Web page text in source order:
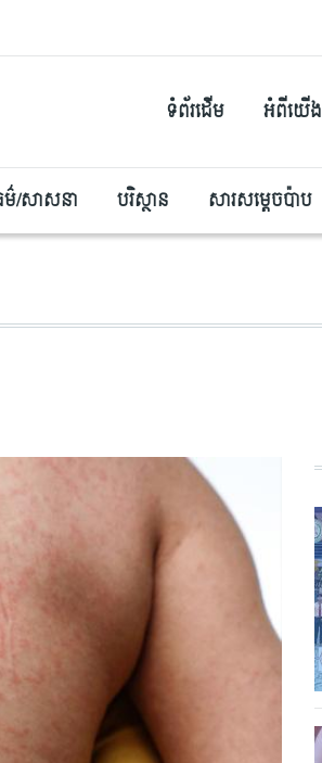
ទំព័រដើម អំពីយើង
ម៌/សាសនា បរិស្ថាន សារសម្តេចប៉ាប